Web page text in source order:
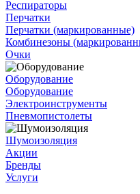
Респираторы
Перчатки
Перчатки (маркированные)
Комбинезоны
Очки
Оборудование
Оборудование
Электроинструменты
Пневмопистолеты
Шумоизоляция
Акции
Бренды
Услуги